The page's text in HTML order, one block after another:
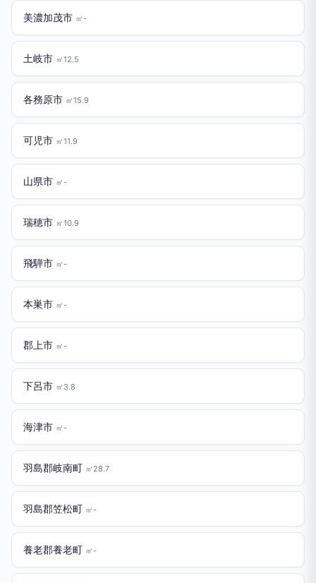
美濃加茂市 ㎡-
土岐市 ㎡12.5
各務原市 ㎡15.9
可児市 ㎡11.9
山県市 ㎡-
瑞穂市 ㎡10.9
飛騨市 ㎡-
本巣市 ㎡-
郡上市 ㎡-
下呂市 ㎡3.8
海津市 ㎡-
羽島郡岐南町 ㎡28.7
羽島郡笠松町 ㎡-
養老郡養老町 ㎡-